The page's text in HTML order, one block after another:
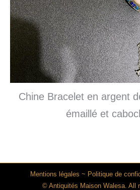
Chine Bracelet en argent
émaillé et
Mentions légales ~ Politique de
© Antiquités Maison Walesa. All